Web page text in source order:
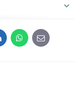
WhatsApp
E-
mail